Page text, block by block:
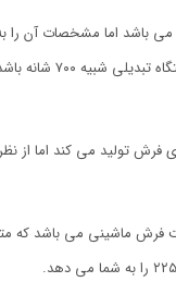
فرش تولید میکند تراکم ۶۲۰ خواهد بود.
فرش ماشینی می باشد که